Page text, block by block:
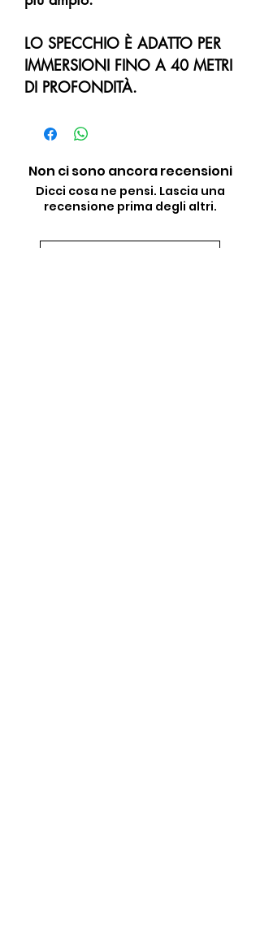
LO SPECCHIO È ADATTO PER
IMMERSIONI FINO A 40 METRI
DI PROFONDITÀ.
Non ci sono ancora recensioni
Dicci cosa ne pensi. Lascia una
recensione prima degli altri.